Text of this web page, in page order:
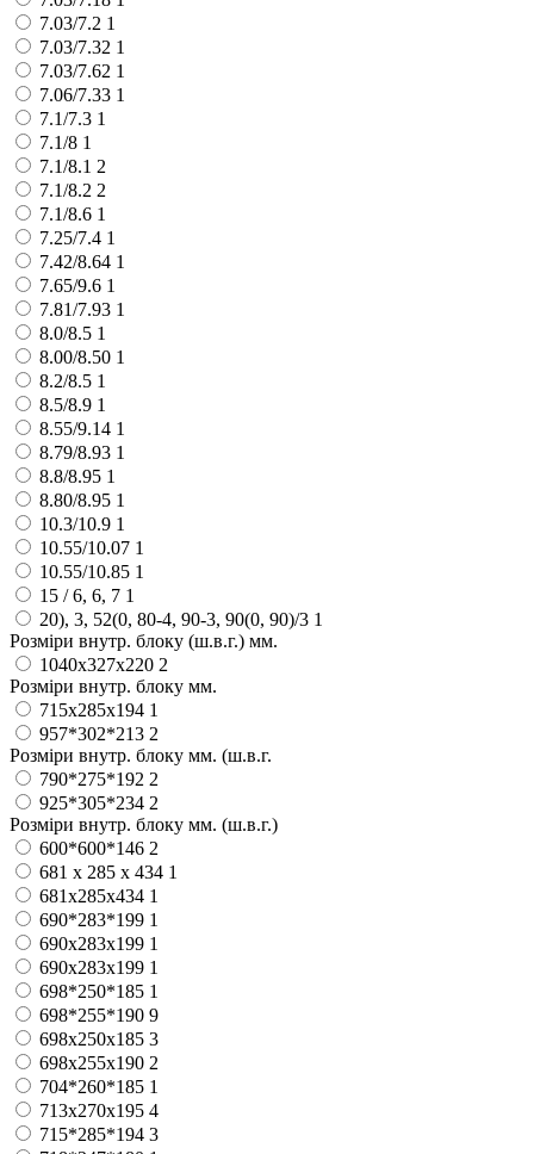
7.03/7.2 1
7.03/7.32 1
7.03/7.62 1
7.06/7.33 1
7.1/7.3 1
7.1/8 1
7.1/8.1 2
7.1/8.2 2
7.1/8.6 1
7.25/7.4 1
7.42/8.64 1
7.65/9.6 1
7.81/7.93 1
8.0/8.5 1
8.00/8.50 1
8.2/8.5 1
8.5/8.9 1
8.55/9.14 1
8.79/8.93 1
8.8/8.95 1
8.80/8.95 1
10.3/10.9 1
10.55/10.07 1
10.55/10.85 1
15 / 6, 6, 7 1
20), 3, 52(0, 80-4, 90-3, 90(0, 90)/3 1
Розміри внутр. блоку (ш.в.г.) мм.
1040х327х220 2
Розміри внутр. блоку мм.
715х285х194 1
957*302*213 2
Розміри внутр. блоку мм. (ш.в.г.
790*275*192 2
925*305*234 2
Розміри внутр. блоку мм. (ш.в.г.)
600*600*146 2
681 х 285 х 434 1
681х285х434 1
690*283*199 1
690x283x199 1
690х283х199 1
698*250*185 1
698*255*190 9
698x250x185 3
698x255x190 2
704*260*185 1
713х270х195 4
715*285*194 3